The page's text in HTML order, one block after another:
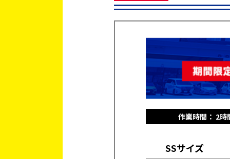
作業時間： 2時
SSサイズ